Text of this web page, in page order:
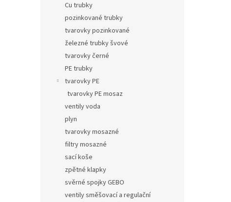
Cu trubky
pozinkované trubky
tvarovky pozinkované
železné trubky švové
tvarovky černé
PE trubky
tvarovky PE
tvarovky PE mosaz
ventily voda
plyn
tvarovky mosazné
filtry mosazné
sací koše
zpětné klapky
svěrné spojky GEBO
ventily směšovací a regulační